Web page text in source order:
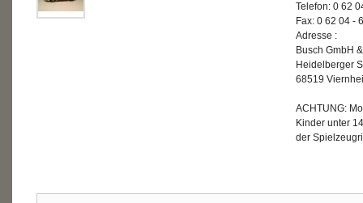
Telefon: 0 62
Fax: 0 62 04 -
Adresse :
Busch GmbH
Heidelberger
68519
ACHTUNG:
Kinder unter
der